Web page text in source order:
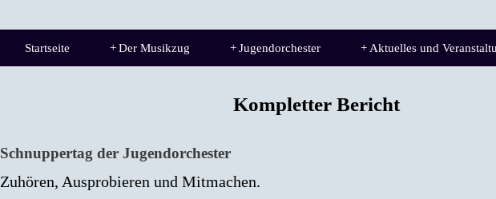
Startseite Der Musikzug
+ Jugendorchester
+ Aktuelles und
+
Kompletter Bericht
Schnuppertag der Jugendorchester
Zuhören, Ausprobieren und Mitmachen.